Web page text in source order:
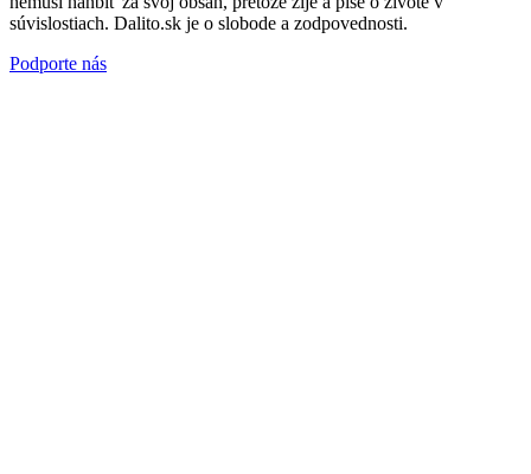
súvislostiach. Dalito.sk je o slobode a zodpovednosti.
Podporte nás